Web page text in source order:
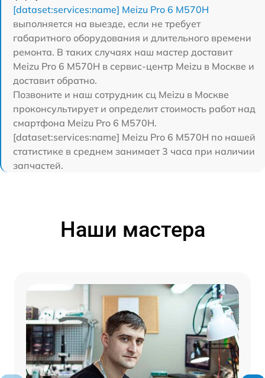
[dataset:services:name] Meizu Pro 6 M570H
выполняется на выезде, если не требует
габаритного оборудования и длительного времени
ремонта. В таких случаях наш мастер доставит
Meizu Pro 6 M570H в сервис-центр Meizu в Москве и
доставит обратно.
Позвоните и наш сотрудник сц Meizu в Москве
проконсультирует и определит стоимость работ над
смартфона Meizu Pro 6 M570H.
[dataset:services:name] Meizu Pro 6 M570H по нашей
статистике в среднем занимает 3 часа при наличии
запчастей.
Наши мастера